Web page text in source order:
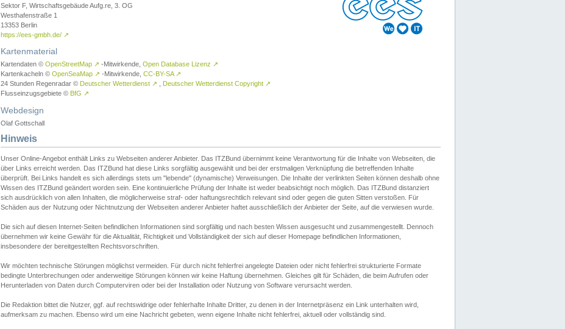
Sektor F, Wirtschaftsgebäude Aufg.re, 3. OG
Westhafenstraße 1
13353 Berlin
https://ees-gmbh.de/ ↗
Kartenmaterial
Kartendaten © OpenStreetMap ↗ -Mitwirkende, Open Database Lizenz ↗
Kartenkacheln © OpenSeaMap ↗ -Mitwirkende, CC-BY-SA ↗
24 Stunden Regenradar © Deutscher Wetterdienst ↗ Deutscher Wetterdienst Copyright ↗
Flusseinzugsgebiete © BfG ↗
Webdesign
Olaf Gottschall
Hinweis
Unser Online-Angebot enthält Links zu Webseiten anderer Anbieter. Das ITZBund übernimmt keine Verantwortung für die Inhalte von Webseiten, die
über Links erreicht werden. Das ITZBund hat diese Links sorgfältig ausgewählt und bei der erstmaligen Verknüpfung die betreffenden Inhalte
überprüft. Bei Links handelt es sich allerdings stets um "lebende" (dynamische) Verweisungen. Die Inhalte der verlinkten Seiten können deshalb ohne
Wissen des ITZBund geändert worden sein. Eine kontinuierliche Prüfung der Inhalte ist weder beabsichtigt noch möglich. Das ITZBund distanziert
sich ausdrücklich von allen Inhalten, die möglicherweise straf- oder haftungsrechtlich relevant sind oder gegen die guten Sitten verstoßen. Für
Schäden aus der Nutzung oder Nichtnutzung der Webseiten anderer Anbieter haftet ausschließlich der Anbieter der Seite, auf die verwiesen wurde.
Die sich auf diesen Internet-Seiten befindlichen Informationen sind sorgfältig und nach besten Wissen ausgesucht und zusammengestellt. Dennoch
übernehmen wir keine Gewähr für die Aktualität, Richtigkeit und Vollständigkeit der sich auf dieser Homepage befindlichen Informationen,
insbesondere der bereitgestellten Rechtsvorschriften.
Wir möchten technische Störungen möglichst vermeiden. Für durch nicht fehlerfrei angelegte Dateien oder nicht fehlerfrei strukturierte Formate
bedingte Unterbrechungen oder anderweitige Störungen können wir keine Haftung übernehmen. Gleiches gilt für Schäden, die beim Aufrufen oder
Herunterladen von Daten durch Computerviren oder bei der Installation oder Nutzung von Software verursacht werden.
Die Redaktion bittet die Nutzer, ggf. auf rechtswidrige oder fehlerhafte Inhalte Dritter, zu denen in der Internetpräsenz ein Link unterhalten wird,
aufmerksam zu machen. Ebenso wird um eine Nachricht gebeten, wenn eigene Inhalte nicht fehlerfrei, aktuell oder vollständig sind.